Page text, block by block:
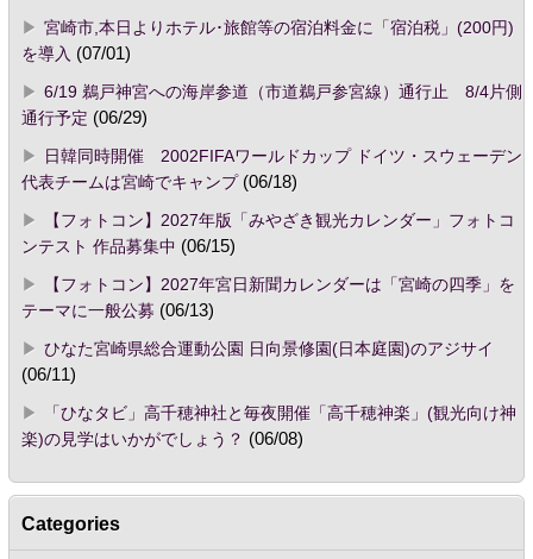
宮崎市,本日よりホテル･旅館等の宿泊料金に「宿泊税」(200円)
を導入 (07/01)
6/19 鵜戸神宮への海岸参道（市道鵜戸参宮線）通行止 8/4片側
通行予定 (06/29)
日韓同時開催 2002FIFAワールドカップ ドイツ・スウェーデン
代表チームは宮崎でキャンプ(06/18)
【フォトコン】2027年版「みやざき観光カレンダー」フォトコ
ンテスト 作品募集中 (06/15)
【フォトコン】2027年宮日新聞カレンダーは「宮崎の四季」を
テーマに一般公募 (06/13)
ひなた宮崎県総合運動公園 日向景修園(日本庭園)のアジサイ
(06/11)
「ひなタビ」高千穂神社と毎夜開催「高千穂神楽」(観光向け神
楽)の見学はいかがでしょう？ (06/08)
Categories